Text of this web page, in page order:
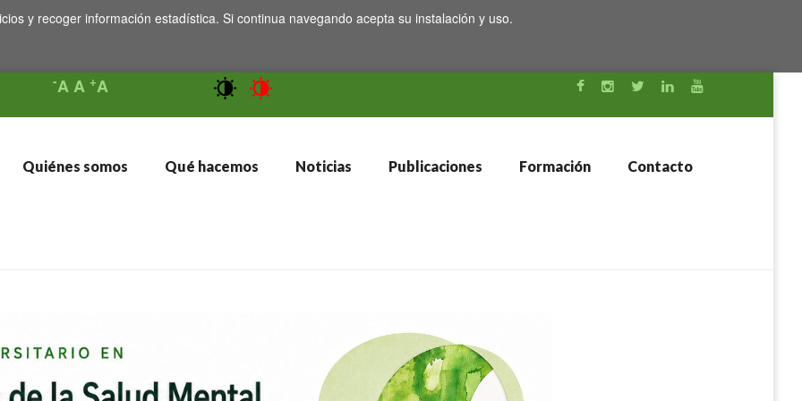
y recoger información estadística. Si continua navegando acepta su instalación y uso.
-AA +A
Quiénes somos Qué hacemos Noticias Publicaciones Formación Contacto